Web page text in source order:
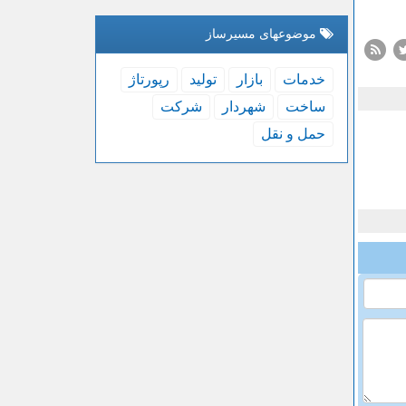
موضوعهای مسیرساز
خدمات بازار تولید
رپورتاژ
ساخت
شهردار
شركت
حمل و نقل